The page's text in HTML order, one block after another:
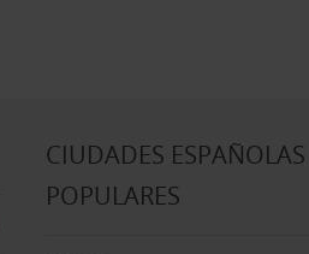
CIUDADES ESPAÑOLAS
POPULARES